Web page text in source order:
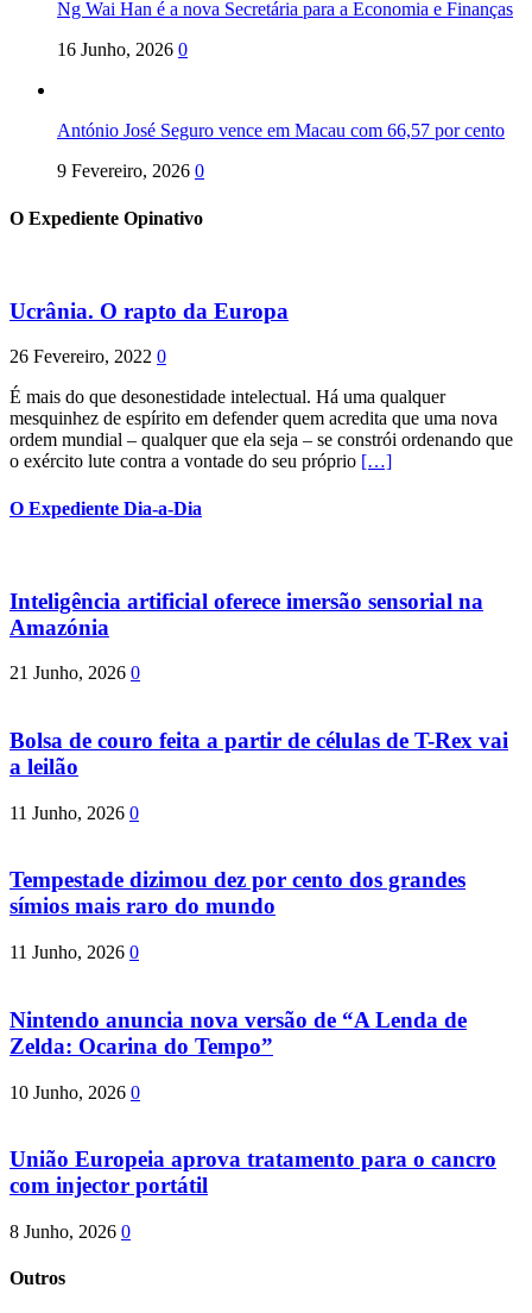
Ng Wai Han é a nova Secretária para a Economia e Finanças
16 Junho, 2026 0
António José Seguro vence em Macau com 66,57 por cento
9 Fevereiro, 2026 0
O Expediente Opinativo
Ucrânia. O rapto da Europa
26 Fevereiro, 2022 0
É mais do que desonestidade intelectual. Há uma qualquer
mesquinhez de espírito em defender quem acredita que uma nova
ordem mundial – qualquer que ela seja – se constrói ordenando que
o exército lute contra a vontade do seu próprio […]
O Expediente Dia-a-Dia
Inteligência artificial oferece imersão sensorial na
Amazónia
21 Junho, 2026 0
Bolsa de couro feita a partir de células de T-Rex vai
a leilão
11 Junho, 2026 0
Tempestade dizimou dez por cento dos grandes
símios mais raro do mundo
11 Junho, 2026 0
Nintendo anuncia nova versão de “A Lenda de
Zelda: Ocarina do Tempo”
10 Junho, 2026 0
União Europeia aprova tratamento para o cancro
com injector portátil
8 Junho, 2026 0
Outros